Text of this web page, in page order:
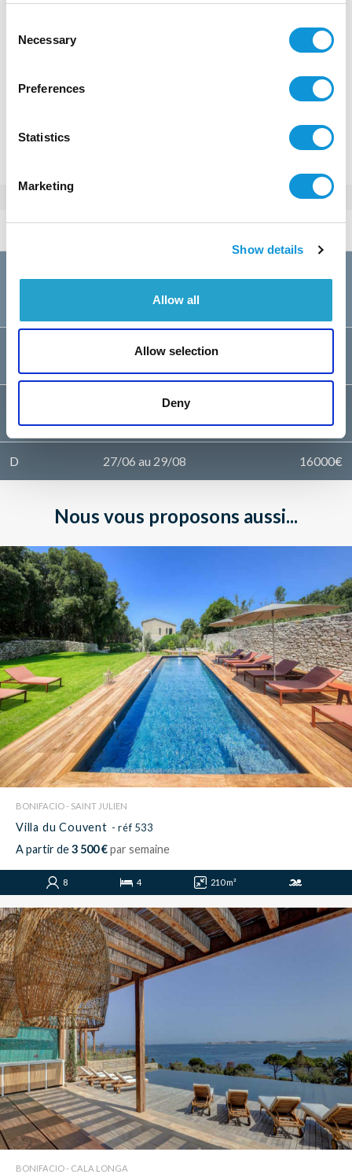
Selection
Necessary
Preferences
Statistics
Marketing
Show details
Allow all
Allow selection
Deny
Prix / semaine :
Tarifs 2026
19/12 au 03/01
28/03 au 06/06
06/06 au 27/06
29/08 au 12/09
14000€
D 27/06 au 29/08 16000€
Nous vous proposons aussi...
BONIFACIO - SAINT JULIEN
Villa du Couvent - réf 533
A partir de3 500 €par semaine
8 4 210 m²
BONIFACIO - CALA LONGA